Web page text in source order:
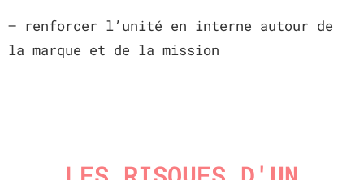
– renforcer l’unité en interne autour de
la marque et de la mission